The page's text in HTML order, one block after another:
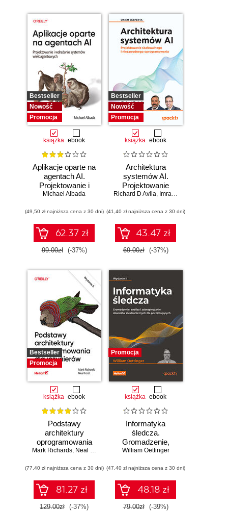
Bestseller
Nowość
Promocja
książka ebook
Aplikacje oparte na
agentach AI.
Projektowanie i
wdrażanie
wieloagentowych
Michael Albada
(49,50 zł najniższa cena z 30 dni)
62.37 zł
99.00zł (-37%)
Bestseller
Nowość
Promocja
książka ebook
Architektura
systemów AI.
Projektowanie
skalowalnego i
oprogramowania
Richard D Avila, Imran Ahmad
(41,40 zł najniższa cena z 30 dni)
43.47 zł
69.00zł (-37%)
Bestseller
Promocja
książka ebook
Podstawy
architektury
oprogramowania
dla inżynierów.
Mark Richards, Neal Ford
(77,40 zł najniższa cena z 30 dni)
81.27 zł
129.00zł (-37%)
Promocja
książka ebook
Informatyka
śledcza.
Gromadzenie,
analiza i
dowodów
elektronicznych dla
początkujących.
Wydanie II
William Oettinger
(47,40 zł najniższa cena z 30 dni)
48.18 zł
79.00zł (-39%)